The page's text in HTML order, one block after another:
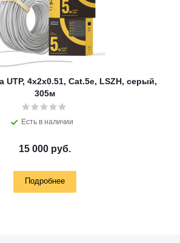
UTP, 4х2х0.51, Cat.5e, LSZH, серый,
305м
Есть в наличии
15 000 руб.
Подробнее